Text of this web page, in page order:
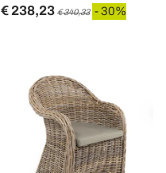
€ 238,23 € 340,33 - 30%